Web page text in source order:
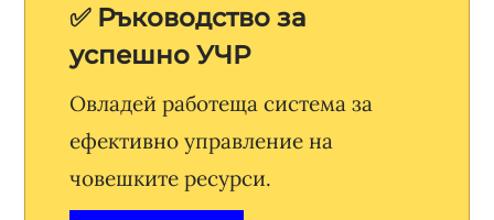
✅ Ръководство за
успешно УЧР
Овладей работеща система за
ефективно управление на
човешките ресурси.